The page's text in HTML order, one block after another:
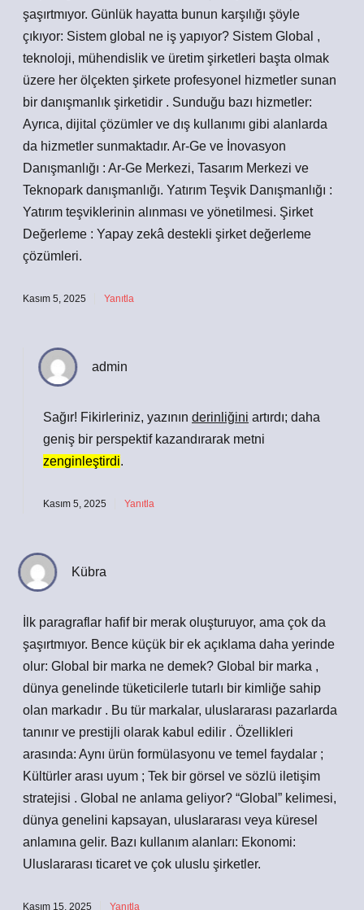
şaşırtmıyor. Günlük hayatta bunun karşılığı şöyle
çıkıyor: Sistem global ne iş yapıyor? Sistem Global ,
teknoloji, mühendislik ve üretim şirketleri başta olmak
üzere her ölçekten şirkete profesyonel hizmetler sunan
bir danışmanlık şirketidir . Sunduğu bazı hizmetler:
Ayrıca, dijital çözümler ve dış kullanımı gibi alanlarda
da hizmetler sunmaktadır. Ar-Ge ve İnovasyon
Danışmanlığı : Ar-Ge Merkezi, Tasarım Merkezi ve
Teknopark danışmanlığı. Yatırım Teşvik Danışmanlığı :
Yatırım teşviklerinin alınması ve yönetilmesi. Şirket
Değerleme : Yapay zekâ destekli şirket değerleme
çözümleri.
Kasım 5, 2025 Yanıtla
admin
Sağır! Fikirleriniz, yazının derinliğini artırdı; daha
geniş bir perspektif kazandırarak metni
zenginleştirdi.
Kasım 5, 2025 Yanıtla
Kübra
İlk paragraflar hafif bir merak oluşturuyor, ama çok da
şaşırtmıyor. Bence küçük bir ek açıklama daha yerinde
olur: Global bir marka ne demek? Global bir marka ,
dünya genelinde tüketicilerle tutarlı bir kimliğe sahip
olan markadır . Bu tür markalar, uluslararası pazarlarda
tanınır ve prestijli olarak kabul edilir . Özellikleri
arasında: Aynı ürün formülasyonu ve temel faydalar ;
Kültürler arası uyum ; Tek bir görsel ve sözlü iletişim
stratejisi . Global ne anlama geliyor? “Global” kelimesi,
dünya genelini kapsayan, uluslararası veya küresel
anlamına gelir. Bazı kullanım alanları: Ekonomi:
Uluslararası ticaret ve çok uluslu şirketler.
Kasım 15, 2025 Yanıtla